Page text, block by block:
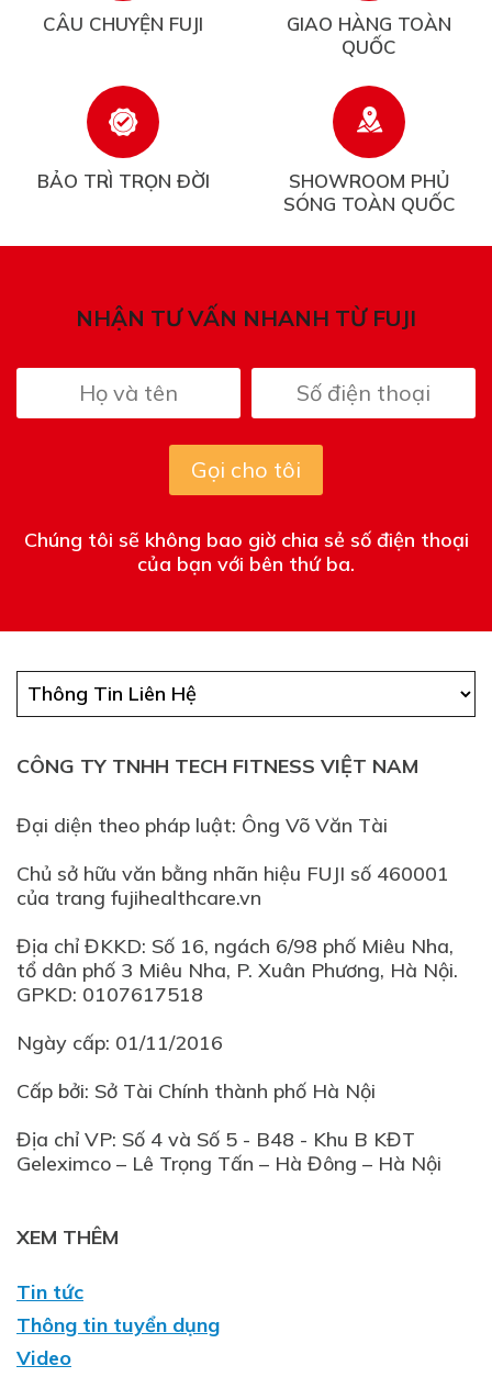
CÂU CHUYỆN FUJI
GIAO HÀNG TOÀN
QUỐC
BẢO TRÌ TRỌN ĐỜI
SHOWROOM PHỦ
SÓNG TOÀN QUỐC
NHẬN TƯ VẤN NHANH TỪ FUJI
Gọi cho tôi
Chúng tôi sẽ không bao giờ chia sẻ số điện thoại
của bạn với bên thứ ba.
CÔNG TY TNHH TECH FITNESS VIỆT NAM
Đại diện theo pháp luật: Ông Võ Văn Tài
Chủ sở hữu văn bằng nhãn hiệu FUJI số 460001
của trang fujihealthcare.vn
Địa chỉ ĐKKD: Số 16, ngách 6/98 phố Miêu Nha,
tổ dân phố 3 Miêu Nha, P. Xuân Phương, Hà Nội.
GPKD: 0107617518
Ngày cấp: 01/11/2016
Cấp bởi: Sở Tài Chính thành phố Hà Nội
Địa chỉ VP: Số 4 và Số 5 - B48 - Khu B KĐT
XEM THÊM
Tin tức
Thông tin tuyển dụng
Video